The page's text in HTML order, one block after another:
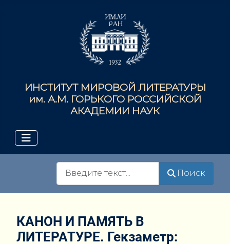
ИНСТИТУТ МИРОВОЙ ЛИТЕРАТУРЫ
им. А.М. ГОРЬКОГО РОССИЙСКОЙ
АКАДЕМИИ НАУК
Поиск
КАНОН И ПАМЯТЬ В
ЛИТЕРАТУРЕ. Гекзаметр: